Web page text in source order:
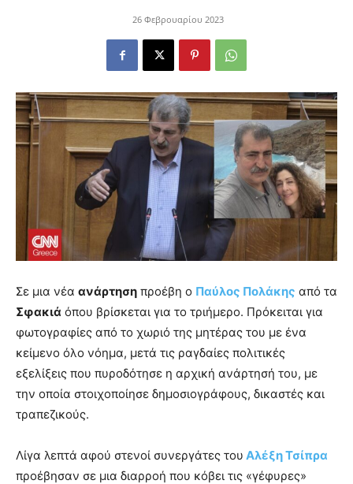
26 Φεβρουαρίου 2023
Σε μια νέα ανάρτηση προέβη ο Παύλος Πολάκης από τα
Σφακιά όπου βρίσκεται για το τριήμερο. Πρόκειται για
φωτογραφίες από το χωριό της μητέρας του με ένα
κείμενο όλο νόημα, μετά τις ραγδαίες πολιτικές
εξελίξεις που πυροδότησε η αρχική ανάρτησή του, με
την οποία στοιχοποίησε δημοσιογράφους, δικαστές και
τραπεζικούς.
Λίγα λεπτά αφού στενοί συνεργάτες του Αλέξη Τσίπρα
προέβησαν σε μια διαρροή που κόβει τις «γέφυρες»